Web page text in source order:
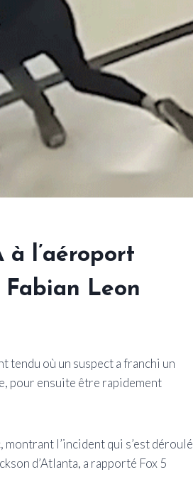
à l’aéroport
Fabian Leon
tendu où un suspect a franchi un
pour ensuite être rapidement
montrant l’incident qui s’est déroulé
d’Atlanta, a rapporté Fox 5